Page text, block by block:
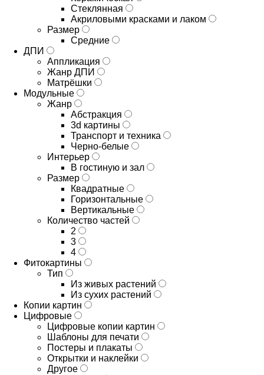
Стеклянная
Акриловыми красками и лаком
Размер
Средние
ДПИ
Аппликация
Жанр ДПИ
Матрёшки
Модульные
Жанр
Абстракция
3d картины
Транспорт и техника
Черно-белые
Интерьер
В гостиную и зал
Размер
Квадратные
Горизонтальные
Вертикальные
Количество частей
2
3
4
Фитокартины
Тип
Из живых растений
Из сухих растений
Копии картин
Цифровые
Цифровые копии картин
Шаблоны для печати
Постеры и плакаты
Открытки и наклейки
Другое